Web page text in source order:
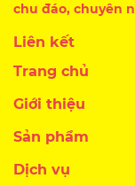
chu đáo, chuyên
Liên kết
Trang chủ
Giới thiệu
Sản phẩm
Dịch vụ